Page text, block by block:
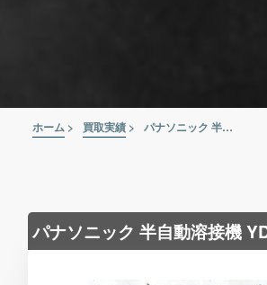
ホーム > 買取実績 > パナソニック 半自動溶接機 YD-350GR3
パナソニック 半自動溶接機